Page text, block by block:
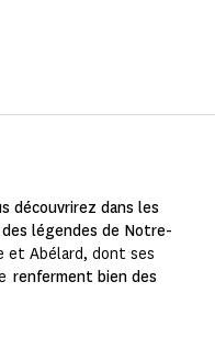
découvrirez dans les
légendes de Notre-
et Abélard, dont ses
renferment bien des